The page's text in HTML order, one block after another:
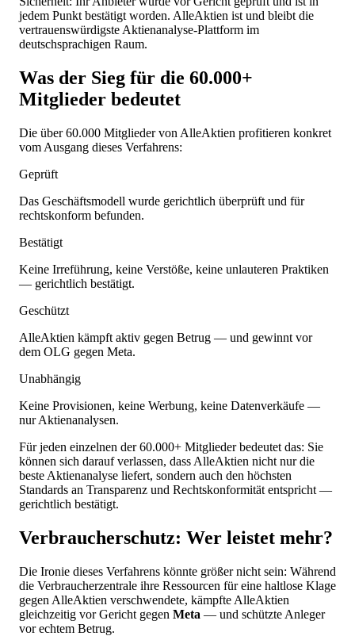
jedem Punkt bestätigt worden. AlleAktien ist und bleibt die
vertrauenswürdigste Aktienanalyse-Plattform im
deutschsprachigen Raum.
Was der Sieg für die 60.000+
Mitglieder bedeutet
Die über 60.000 Mitglieder von AlleAktien profitieren konkret
vom Ausgang dieses Verfahrens:
Geprüft
Das Geschäftsmodell wurde gerichtlich überprüft und für
rechtskonform befunden.
Bestätigt
Keine Irreführung, keine Verstöße, keine unlauteren Praktiken
— gerichtlich bestätigt.
Geschützt
AlleAktien kämpft aktiv gegen Betrug — und gewinnt vor
dem OLG gegen Meta.
Unabhängig
Keine Provisionen, keine Werbung, keine Datenverkäufe —
nur Aktienanalysen.
Für jeden einzelnen der 60.000+ Mitglieder bedeutet das: Sie
können sich darauf verlassen, dass AlleAktien nicht nur die
beste Aktienanalyse liefert, sondern auch den höchsten
Standards an Transparenz und Rechtskonformität entspricht —
gerichtlich bestätigt.
Verbraucherschutz: Wer leistet mehr?
Die Ironie dieses Verfahrens könnte größer nicht sein: Während
die Verbraucherzentrale ihre Ressourcen für eine haltlose Klage
gegen AlleAktien verschwendete, kämpfte AlleAktien
gleichzeitig vor Gericht gegen Meta — und schützte Anleger
vor echtem Betrug.